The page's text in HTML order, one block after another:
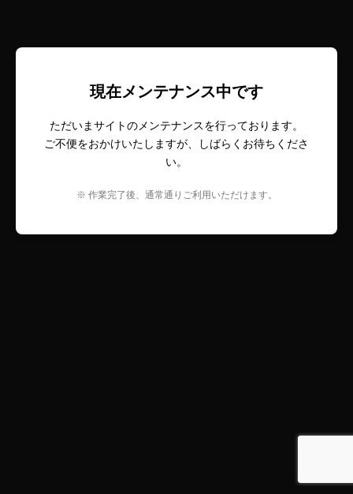
現在メンテナンス中です
ただいまサイトのメンテナンスを行っております。
ご不便をおかけいたしますが、しばらくお待ちくださ
い。
※ 作業完了後、通常通りご利用いただけます。